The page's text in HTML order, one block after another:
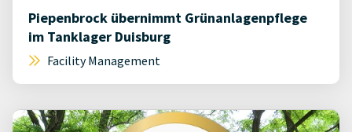
Piepenbrock übernimmt Grünanlagenpflege
im Tanklager Duisburg
Facility Management